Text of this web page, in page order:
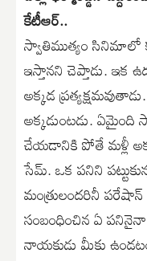
కేటీఆర్..
స్వాతిముత్యం
ఇస్తానని చెప్తాడు. ఇక
అక్కడ
అక్కడుంటడు.
చేయడానికి పోతే మళ్లీ
సేమ్. ఒక పనిని
మంత్రులందరినీ
సంబంధించిన ఏ
నాయకుడు మీకు